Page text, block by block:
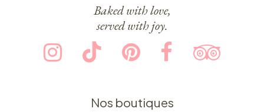
Baked with love,
served with joy.
Nos boutiques